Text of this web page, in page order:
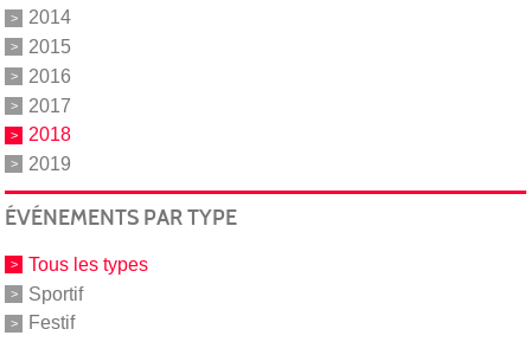
2014
2015
2016
2017
2018
2019
ÉVÉNEMENTS PAR TYPE
Tous les types
Sportif
Festif